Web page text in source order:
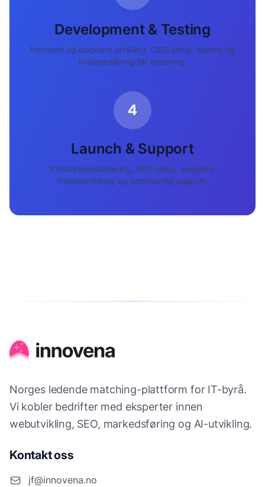
Development & Testing
Frontend og backend utvikling, CMS setup, testing og
kvalitetssikring før lansering.
4
Launch & Support
Produksjonslansering, SEO-setup, analytics
implementering og kontinuerlig support.
Norges ledende matching-plattform for IT-byrå.
Vi kobler bedrifter med eksperter innen
webutvikling, SEO, markedsføring og AI-utvikling.
Kontakt oss
jf@innovena.no